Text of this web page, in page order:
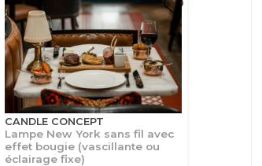
CANDLE CONCEPT
Lampe New York sans fil avec
effet bougie (vascillante ou
éclairage fixe)